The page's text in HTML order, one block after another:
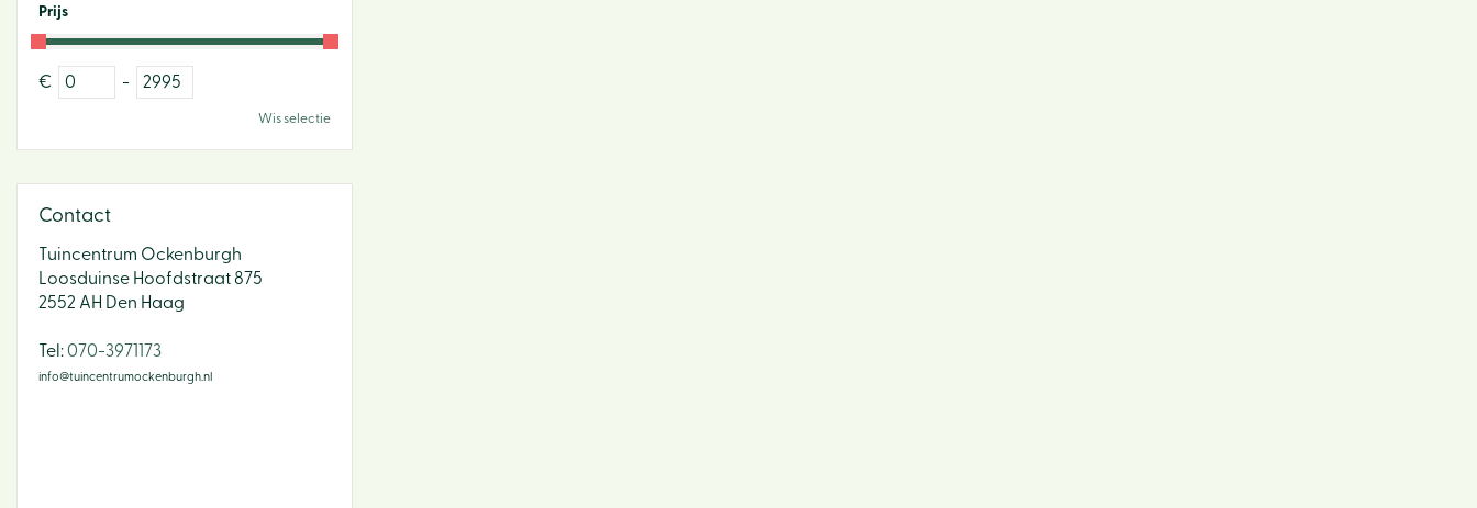
Prijs
€ -
Wis selectie
Contact
Tuincentrum Ockenburgh
Loosduinse Hoofdstraat 875
2552 AH Den Haag
​Tel:070-3971173
info@tuincentrumockenburgh.nl